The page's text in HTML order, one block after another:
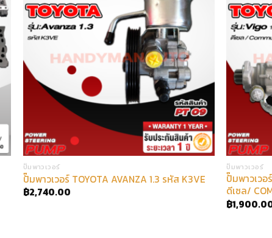
ปั๊มพาวเวอร์
ปั๊มพาวเวอร์ TOYOTA AVANZA 1.3 รหัส K3VE
฿2,740.00
ปั๊มพาวเวอร์
ปั๊มพาวเวอ
ดีเซล/
฿